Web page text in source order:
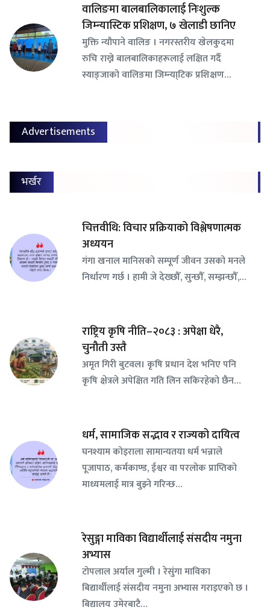
वालिङमा बालबालिकालाई निःशुल्क
जिम्न्यास्टिक प्रशिक्षण, ७ खेलाडी छानिए
​मुक्ति न्यौपाने वालिङ । नगरस्तरीय खेलकुदमा
रुचि राख्ने बालबालिकाहरूलाई लक्षित गर्दै
स्याङ्जाको वालिङमा जिम्न्या्टिक प्रशिक्षण…
Advertisements
भर्खर
चित्तवीथि: विचार प्रक्रियाको विश्लेषणात्मक
अध्ययन
गंगा खनाल मानिसको सम्पूर्ण जीवन उसको मनले
निर्धारण गर्छ । हामी जे देख्छौँ, सुन्छौँ, सम्झन्छौँ,…
राष्ट्रिय कृषि नीति–२०८३ : अपेक्षा धेरै,
चुनौती उस्तै
अमृत गिरी बुटवल। कृषि प्रधान देश भनिए पनि
कृषि क्षेत्रले अपेक्षित गति लिन सकिरहेको छैन…
धर्म, सामाजिक सद्भाव र राज्यको दायित्व
घनश्याम कोइराला सामान्यतया धर्म भन्नाले
पूजापाठ, कर्मकाण्ड, ईश्वर वा परलोक प्राप्तिको
माध्यमलाई मात्र बुझ्ने गरिन्छ…
रेसुङ्गा माविका विद्यार्थीलाई संसदीय नमुना
अभ्यास
टोपलाल अर्याल गुल्मी । रेसुंगा माविका
बिद्यार्थीलाई संसदीय नमुना अभ्यास गराइएको छ ।
बिद्यालय उमेरबाटै…